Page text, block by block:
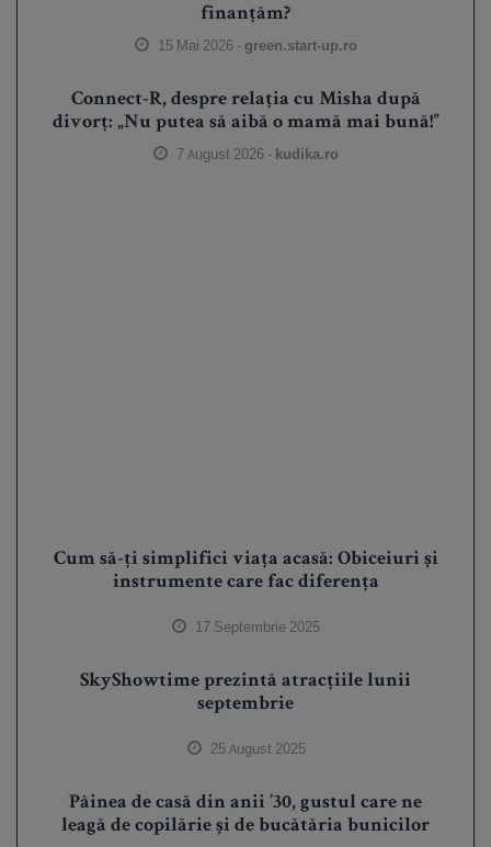
finanțăm?
15 Mai 2026 - green.start-up.ro
Connect-R, despre relația cu Misha după
divorț: „Nu putea să aibă o mamă mai bună!”
7 August 2026 - kudika.ro
Cum să-ți simplifici viața acasă: Obiceiuri și
instrumente care fac diferența
17 Septembrie 2025
SkyShowtime prezintă atracțiile lunii
septembrie
25 August 2025
Pâinea de casă din anii ’30, gustul care ne
leagă de copilărie și de bucătăria bunicilor